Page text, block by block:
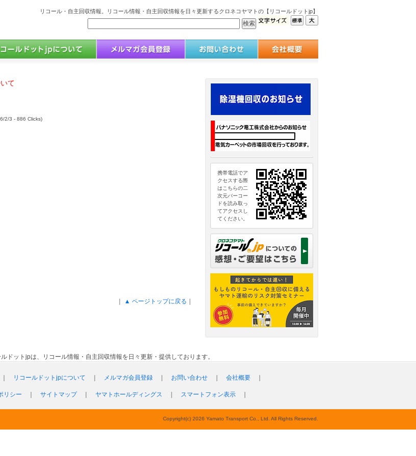
リコール・自主回収情報。リコール情報・自主回収情報を日々更新するクロネコヤマトの【リコールドットjp】
て
2/3 - 886 Clicks)
▲ ページトップに戻る
携帯電話でア
クセスする際
はこちらの二
次元バーコー
ドを読み取っ
てアクセスし
てください。
ドットjpは、リコール情報・自主回収情報を日々更新・提供しております。
リコールドットjpについて メルマガ会員登録 お問い合わせ 会社概要
リシー サイトマップ｜ ヤマトホールディングス スマートフォン表示
Copyright(c) 2026 Yamato Transport Co., Ltd. All Rights Reserved.